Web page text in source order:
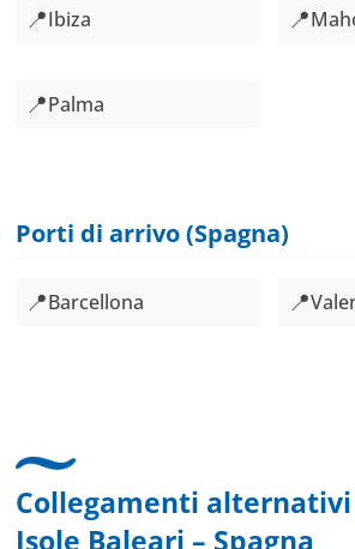
📍Ibiza 📍
📍Palma
Porti di arrivo (Spagna)
📍Barcellona 📍
Collegamenti
Isole Baleari – Spagna